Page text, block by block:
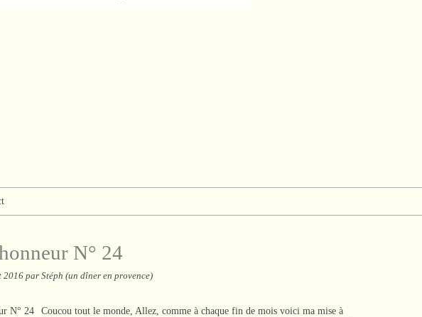
N° 24
2016 par Stéph (un dîner en provence)
Coucou tout le monde, Allez, comme à chaque fin de mois voici ma mise à